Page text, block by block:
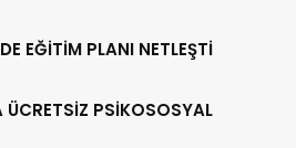
EĞİTİM PLANI NETLEŞTİ
PSİKOSOSYAL